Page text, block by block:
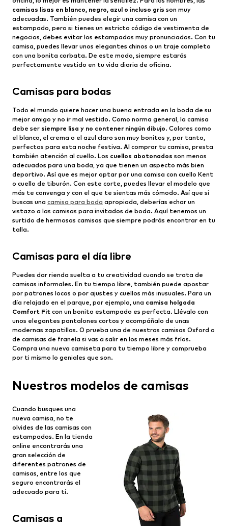
camisas lisas en blanco, negro, azul o incluso gris son muy
adecuadas. También puedes elegir una camisa con un
estampado, pero si tienes un estricto código de vestimenta de
negocios, debes evitar los estampados muy pronunciados. Con tu
camisa, puedes llevar unos elegantes chinos o un traje completo
con una bonita corbata. De este modo, siempre estarás
perfectamente vestido en tu vida diaria de oficina.
Camisas para bodas
Todo el mundo quiere hacer una buena entrada en la boda de su
mejor amigo y no ir mal vestido. Como norma general, la camisa
debe ser siempre lisa y no contener ningún dibujo. Colores como
el blanco, el crema o el azul claro son muy bonitos y, por tanto,
perfectos para esta noche festiva. Al comprar tu camisa, presta
también atención al cuello. Los cuellos abotonados son menos
adecuados para una boda, ya que tienen un aspecto más bien
deportivo. Así que es mejor optar por una camisa con cuello Kent
o cuello de tiburón. Con este corte, puedes llevar el modelo que
más te convenga y con el que te sientas más cómodo. Así que si
buscas una camisa para boda apropiada, deberías echar un
vistazo a las camisas para invitados de boda. Aquí tenemos un
surtido de hermosas camisas que siempre podrás encontrar en tu
talla.
Camisas para el día libre
Puedes dar rienda suelta a tu creatividad cuando se trata de
camisas informales. En tu tiempo libre, también puede apostar
por patrones locos o por ajustes y cuellos más inusuales. Para un
día relajado en el parque, por ejemplo, una camisa holgada
Comfort Fit con un bonito estampado es perfecta. Llévalo con
unos elegantes pantalones cortos y acompáñalo de unas
modernas zapatillas. O prueba una de nuestras camisas Oxford o
de camisas de franela si vas a salir en los meses más fríos.
Compra una nueva camiseta para tu tiempo libre y comprueba
por ti mismo lo geniales que son.
Nuestros modelos de camisas
Cuando busques una
nueva camisa, no te
olvides de las camisas con
estampados. En la tienda
online encontrarás una
gran selección de
diferentes patrones de
camisas, entre los que
seguro encontrarás el
adecuado para tí.
Camisas a